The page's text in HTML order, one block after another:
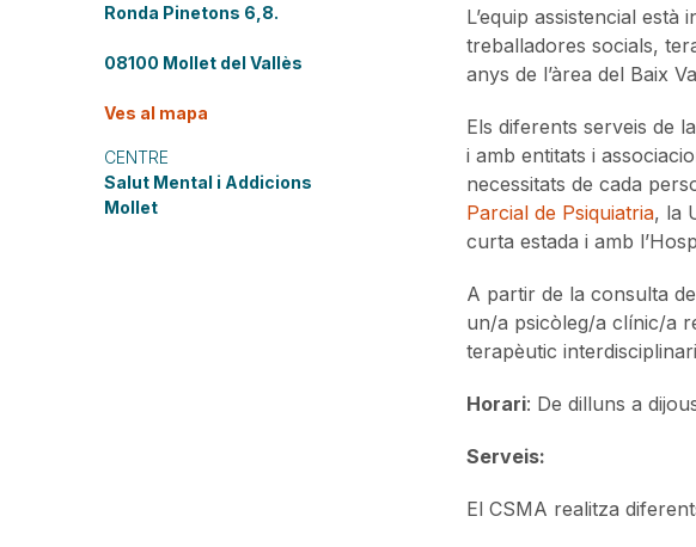
Ronda Pinetons 6,8.
08100 Mollet del Vallès
Ves al mapa
CENTRE
Salut Mental i Addicions
Mollet
L’equip assistencial
treballadores socials,
anys de l’àrea del Baix
Els diferents serveis de
i amb entitats i
necessitats de cada
Parcial de Psiquiatria, la
curta estada i amb
A partir de la consulta
un/a psicòleg/a clínic/a
terapèutic
Horari: De dilluns a
Serveis:
El CSMA realitza